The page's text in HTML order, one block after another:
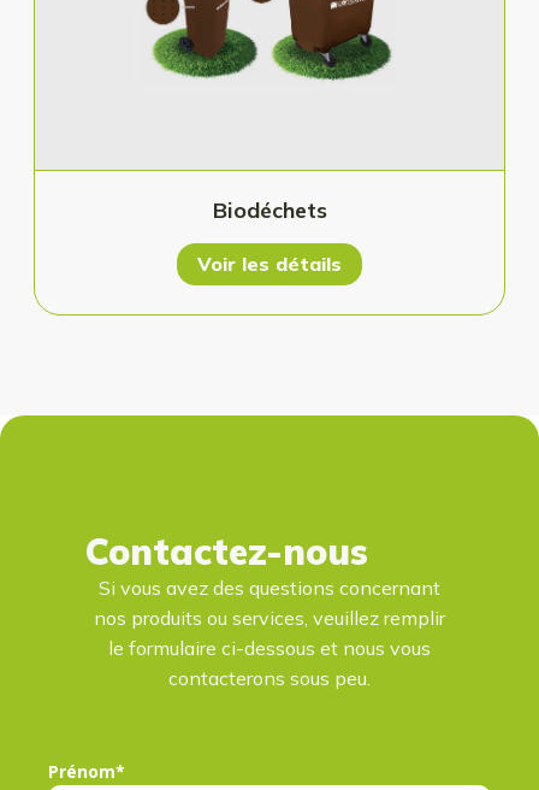
Biodéchets
Voir les détails
Contactez-nous
Si vous avez des questions concernant
nos produits ou services, veuillez remplir
le formulaire ci-dessous et nous vous
contacterons sous peu.
Prénom*